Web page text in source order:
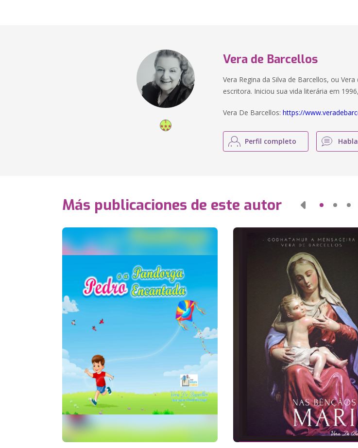
Vera de Barcellos
Vera Regina da Silva de Barcellos, ou
escritora. Iniciou sua vida literária em
Vera De Barcellos:https://
Perfil completo
Más publicaciones de este autor